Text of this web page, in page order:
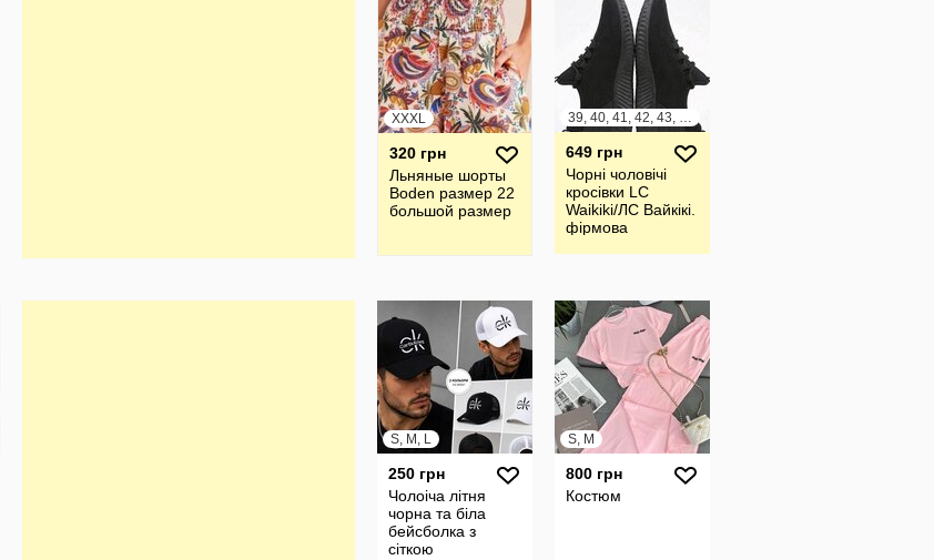
XXXL
320 грн
Льняные шорты
Boden размер 22
большой размер
39, 40, 41, 42, 43, 44, 45, 46
649 грн
Чорні чоловічі
кросівки LC
Waikiki/ЛС Вайкікі.
фірмова
S, M, L
250 грн
Чолоіча літня
чорна та біла
бейсболка з
сіткою
S, M
800 грн
Костюм